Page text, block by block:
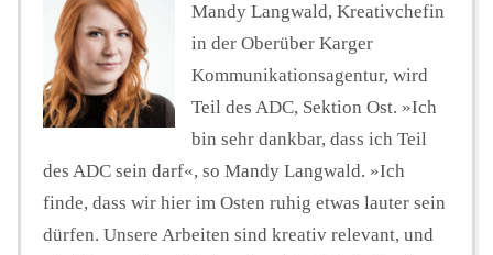
Podcast
Seminare
Unterstützen
Mandy Langwald, Kreativchefin
in der Oberüber Karger
Kommunikationsagentur, wird
Teil des ADC, Sektion Ost. »Ich
bin sehr dankbar, dass ich Teil
des ADC sein darf«, so Mandy Langwald. »Ich
finde, dass wir hier im Osten ruhig etwas lauter sein
dürfen. Unsere Arbeiten sind kreativ relevant, und